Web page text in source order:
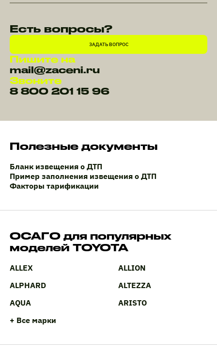
Есть вопросы?
ЗАДАТЬ ВОПРОС
Пишите на
mail@zaceni.ru
Звоните
8 800 201 15 96
Полезные документы
Бланк извещения о ДТП
Пример заполнения извещения о ДТП
Факторы тарификации
ОСАГО для популярных
моделей TOYOTA
ALLEX
ALLION
ALPHARD
ALTEZZA
AQUA
ARISTO
+ Все марки